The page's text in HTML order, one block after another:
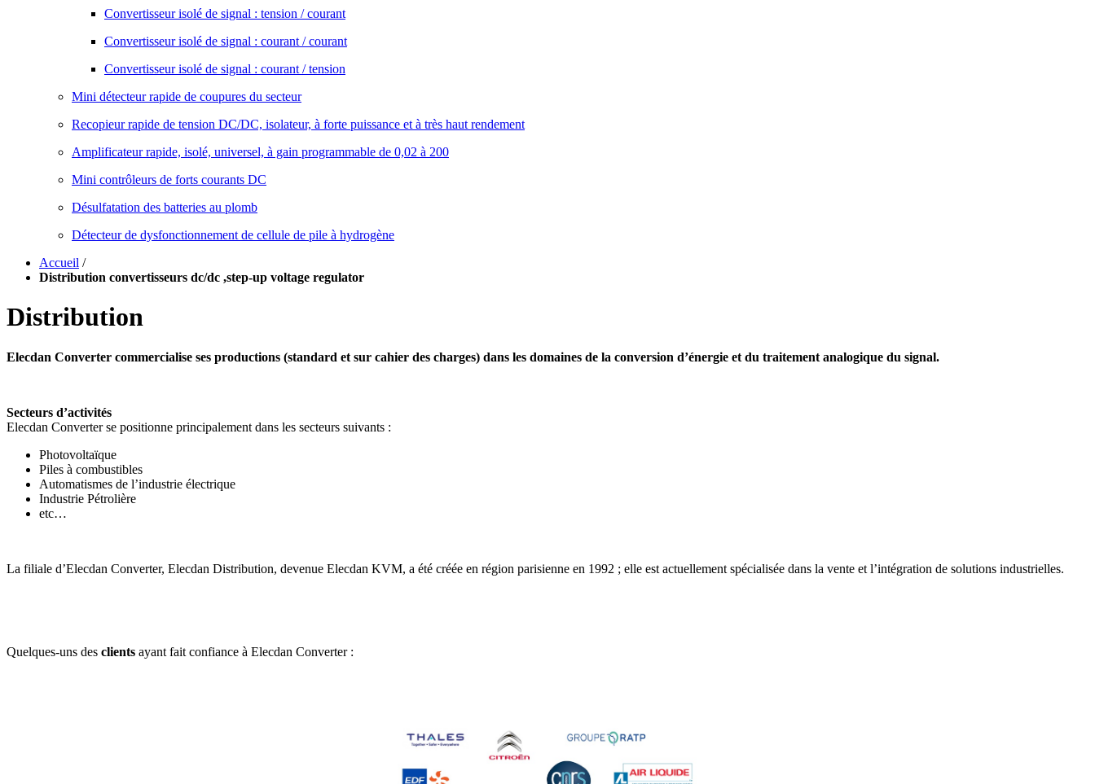
Convertisseur isolé de signal : tension / courant
Convertisseur isolé de signal : courant / courant
Convertisseur isolé de signal : courant / tension
Mini détecteur rapide de coupures du secteur
Recopieur rapide de tension DC/DC, isolateur, à forte puissance et à très haut rendement
Amplificateur rapide, isolé, universel, à gain programmable de 0,02 à 200
Mini contrôleurs de forts courants DC
Désulfatation des batteries au plomb
Détecteur de dysfonctionnement de cellule de pile à hydrogène
Accueil /
Distribution convertisseurs dc/dc ,step-up voltage regulator
Distribution
Elecdan Converter commercialise ses productions (standard et sur cahier des charges) dans les domaines de la conversion d’énergie et du traitement analogique du signal.
Secteurs d’activités
Elecdan Converter se positionne principalement dans les secteurs suivants :
Photovoltaïque
Piles à combustibles
Automatismes de l’industrie électrique
Industrie Pétrolière
etc…
La filiale d’Elecdan Converter, Elecdan Distribution, devenue Elecdan KVM, a été créée en région parisienne en 1992 ; elle est actuellement spécialisée dans la vente et l’intégration de solutions industrielles.
Quelques-uns des clients ayant fait confiance à Elecdan Converter :